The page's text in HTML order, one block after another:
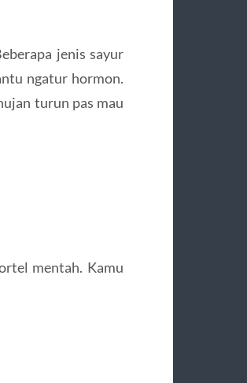
jenis sayur
ngatur hormon.
turun pas mau
mentah. Kamu